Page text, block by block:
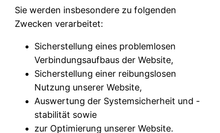
Sie werden insbesondere zu folgenden
Zwecken verarbeitet:
Sicherstellung eines problemlosen
Verbindungsaufbaus der Website,
Sicherstellung einer reibungslosen
Nutzung unserer Website,
Auswertung der Systemsicherheit und -
stabilität sowie
zur Optimierung unserer Website.